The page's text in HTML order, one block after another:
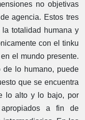
no objetivas
agencia. Estos tres
totalidad humana y
con el tinku
el mundo presente.
de lo humano, puede
que se encuentra
lo alto y lo bajo, por
a fin de